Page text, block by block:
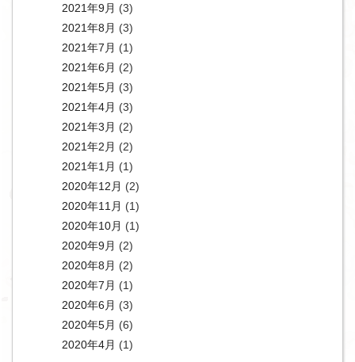
2021年9月 (3)
2021年8月 (3)
2021年7月 (1)
2021年6月 (2)
2021年5月 (3)
2021年4月 (3)
2021年3月 (2)
2021年2月 (2)
2021年1月 (1)
2020年12月 (2)
2020年11月 (1)
2020年10月 (1)
2020年9月 (2)
2020年8月 (2)
2020年7月 (1)
2020年6月 (3)
2020年5月 (6)
2020年4月 (1)